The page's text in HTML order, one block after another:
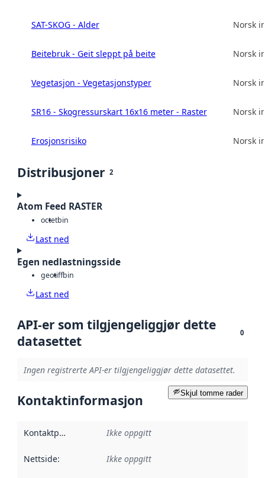
SAT-SKOG - Alder Norsk
Beitebruk - Geit sleppt på beite Norsk
Vegetasjon - Vegetasjonstyper Norsk
SR16 - Skogressurskart 16x16 meter - Raster Norsk
Erosjonsrisiko Norsk
Distribusjoner 2
Atom Feed RASTER
octetbin
Last ned
Egen nedlastningsside
geotiffbin
Last ned
API-er som tilgjengeliggjør dette
datasettet
0
Ingen registrerte API-er tilgjengeliggjør dette datasettet.
Skjul tomme rader
Kontaktinformasjon
Kontaktpunkt Ikke oppgitt
Nettside: Ikke oppgitt